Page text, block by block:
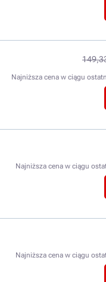
Najniższa cena w ciągu
Najniższa cena w ciągu
Najniższa cena w ciągu